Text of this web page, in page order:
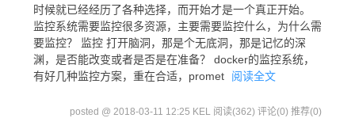
时候就已经经历了各种选择，而开始才是一个真正开始。
监控系统需要监控很多资源，主要需要监控什么，为什么需
要监控？ 监控 打开脑洞，那是个无底洞，那是记忆的深
渊，是否能改变或者是否是在准备？ docker的监控系统，
有好几种监控方案，重在合适，promet
阅读全文
posted @ 2018-03-11 12:25 KEL 阅读(362) 评论(0) 推荐(0)